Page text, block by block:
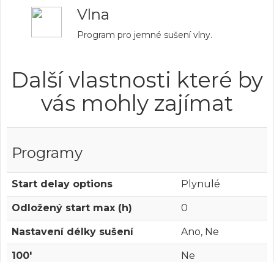
Vlna
Program pro jemné sušení vlny.
Další vlastnosti které by
vás mohly zajímat
Programy
Start delay options Plynulé
Odložený start max (h) 0
Nastavení délky sušení Ano, Ne
100' Ne